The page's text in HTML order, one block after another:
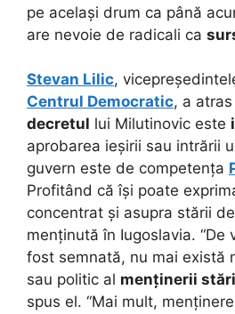
pe același drum ca până
are nevoie de radicali ca
Stevan Lilic,
Centrul Democratic, a
decretul lui Milutinovic este
aprobarea ieșirii sau intrării
guvern este de competența
Profitând că își poate
concentrat și asupra stării
menținută în Iugoslavia. “De
fost semnată, nu mai există
sau politic al menținerii
spus el. “Mai mult,